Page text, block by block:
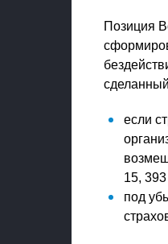
Позиция
если
15,
под